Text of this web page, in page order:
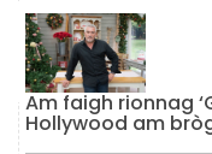
Am faigh rionnag
Hollywood am